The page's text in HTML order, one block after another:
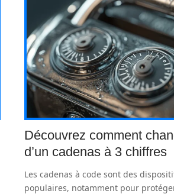
Découvrez comment
d’un cadenas à 3 chiffres
Les cadenas à code sont des
populaires, notamment pour